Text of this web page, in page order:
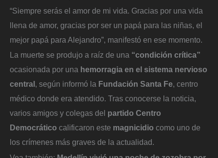
“Siempre serás el amor de mi vida. Gracias por una vida
llena de amor, gracias por ser un papá para las niñas, el
mejor papá para Alejandro”, manifestó en ese momento.
La muerte se produjo a raíz de una “condición crítica”
ocasionada por una hemorragia en el sistema nervioso
central, según informó la Fundación Santa Fe, centro
médico donde era atendido. Tras conocerse la noticia,
varios amigos y colegas del partido Centro
Democrático calificaron este magnicidio como uno de
los crímenes más graves de la actualidad.